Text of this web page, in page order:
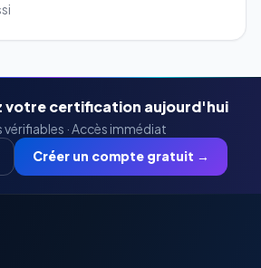
votre certification aujourd'hui
· Accès immédiat
Créer un compte gratuit →